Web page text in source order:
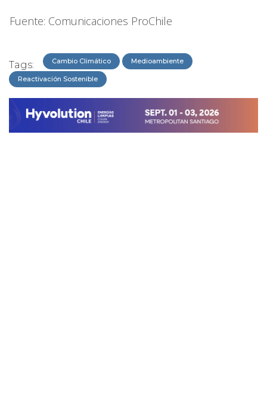
Fuente: Comunicaciones ProChile
Tags: Cambio Climático Medioambiente
Reactivación Sostenible